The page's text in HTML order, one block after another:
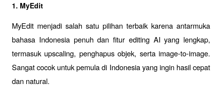
1. MyEdit
MyEdit menjadi salah satu pilihan terbaik karena antarmuka
bahasa Indonesia penuh dan fitur editing AI yang lengkap,
termasuk upscaling, penghapus objek, serta image-to-image.
Sangat cocok untuk pemula di Indonesia yang ingin hasil cepat
dan natural.